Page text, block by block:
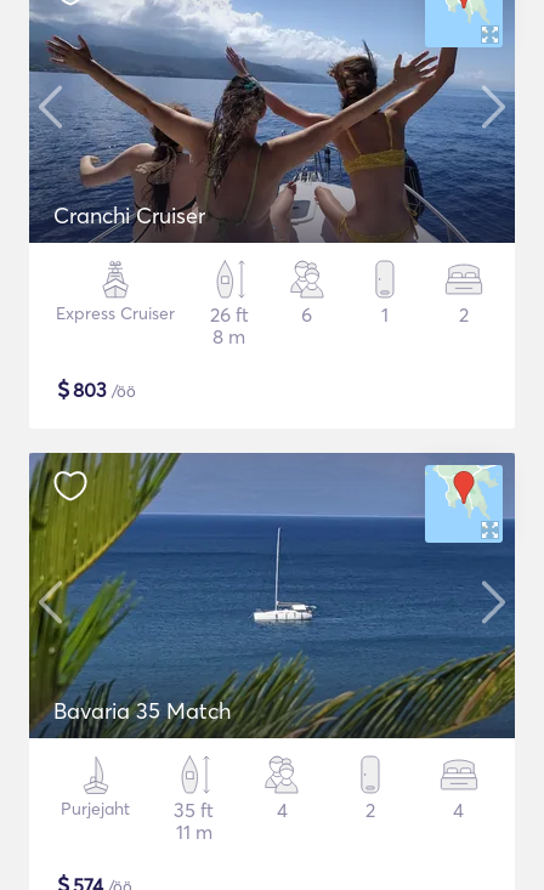
Cranchi Cruiser
Express Cruiser
26 ft
8 m
6 1 2
$803 /öö
Bavaria 35 Match
Purjejaht
35 ft
11 m
4 2 4
574